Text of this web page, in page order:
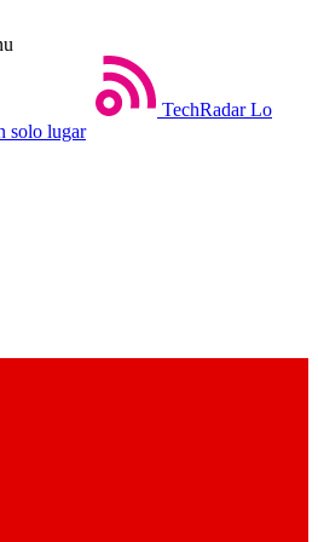
TechRadar Lo
solo lugar